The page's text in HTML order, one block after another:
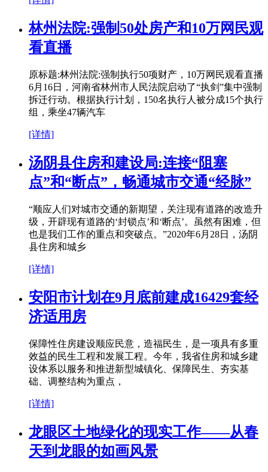
林州法院:强制50处房产和10万网民观
看直播
原标题:林州法院:强制执行50项财产，10万网民观看直播
6月16日，河南省林州市人民法院启动了“执剑”集中强制
拆迁行动。根据执行计划，150名执行人被分成15个执行
组，乘坐47辆汽车
[详情]
汤阴县住房和建设局:连接“阻塞
点”和“断点”，畅通城市交通“经脉”
“顺应人们对城市交通的新期望，关注现有道路的改造升
级，开辟现有道路的‘封锁点’和‘断点’。虽然有困难，但
也是我们工作的重点和突破点。”2020年6月28日，汤阴
县住房和城乡
[详情]
安阳市计划在9月底前建成16429套经
济适用房
保障性住房建设顺应民意，造福民生，是一项具有多重
效益的民生工程和发展工程。今年，我省住房和城乡建
设体系以服务和推进新型城镇化、保障民生、夯实基
础、调整结构为重点，
[详情]
龙眼区土地绿化的现实工作——从春
天到龙眼的如画风景